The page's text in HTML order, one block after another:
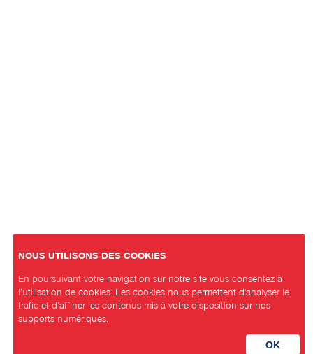
NOUS UTILISONS DES COOKIES
En poursuivant votre navigation sur notre site vous consentez à
l’utilisation de cookies. Les cookies nous permettent d'analyser le
trafic et d’affiner les contenus mis à votre disposition sur nos
supports numériques.